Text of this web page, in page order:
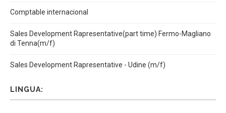
Comptable internacional
Sales Development Rapresentative(part time) Fermo-Magliano
di Tenna(m/f)
Sales Development Rapresentative - Udine (m/f)
LINGUA: